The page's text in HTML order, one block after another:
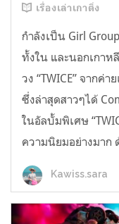
เรื่องเล่าเกาติ่ง
กำลังเป็น Girl
ทั้งใน และนอกเกา
วง “TWICE” จากค่
ซึ่งล่าสุดสาวๆได้
ในอัลบั้มพิเศษ
ความนิยมอย่างมาก
Kawiss.sara